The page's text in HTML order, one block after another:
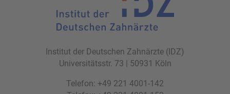
Institut der Deutschen Zahnärzte (IDZ)
Universitätsstr. 73 | 50931 Köln
Telefon: +49 221 4001-142